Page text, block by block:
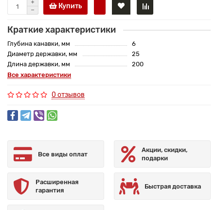
Купить
Краткие характеристики
Глубина канавки, мм
6
Диаметр державки, мм
25
Длина державки, мм
200
Все характеристики
0 отзывов
Все виды оплат
Акции, скидки,
подарки
Расширенная
гарантия
Быстрая доставка